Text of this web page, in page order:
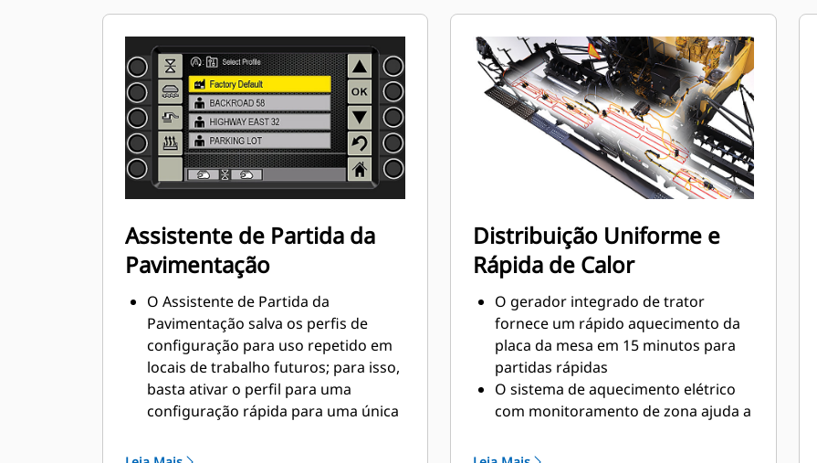
pavimentação máxima de 8 m (26
pés 3 pol)
oferecendo a capacidade de
modificar o fluxo de material
Os controles elétricos opcionais da
altura da extensão permitem que os
operadores gerenciem rapidamente
a qualidade da manta
Os reguladores da placa da mesa na
extremidade de reboque ajudam a
manter um plano uniforme em toda
a largura da mesa a fim de
aprimorar a qualidade de
da placa da mesa
Assistente de Partida da
Pavimentação
O Assistente de Partida da
Pavimentação salva os perfis de
configuração para uso repetido em
locais de trabalho futuros; para isso,
basta ativar o perfil para uma
configuração rápida para uma única
As preferências de configuração
Distribuição Uniforme e
Rápida de Calor
O gerador integrado de trator
fornece um rápido aquecimento da
placa da mesa em 15 minutos para
partidas rápidas
O sistema de aquecimento elétrico
com monitoramento de zona ajuda a
calor e texturas de asfalto regulares,